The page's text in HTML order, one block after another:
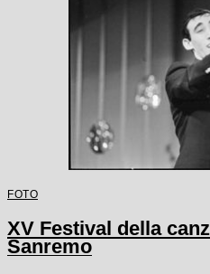
FOTO
XV Festival della
Sanremo